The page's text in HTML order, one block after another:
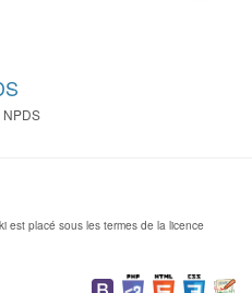
est placé sous les termes de la licence